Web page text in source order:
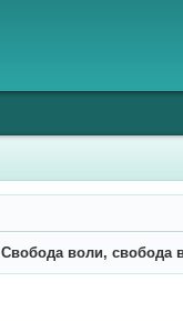
Свобода воли, свобода